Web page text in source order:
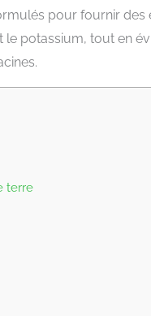
pour fournir des
potassium, tout en
terre